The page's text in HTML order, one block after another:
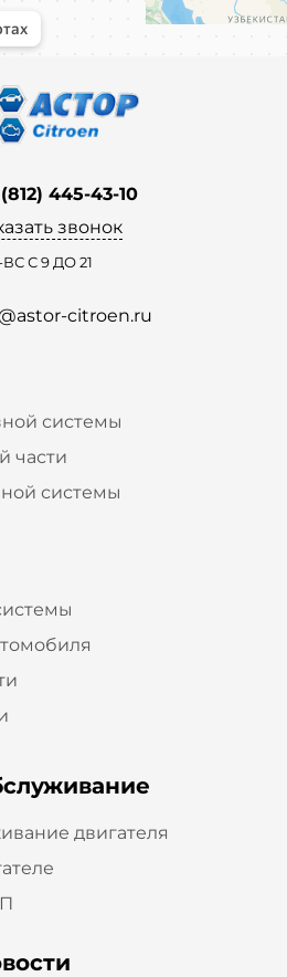
445-43-10
звонок
С 9 ДО 21
citroen.ru
системы
части
системы
двигателя